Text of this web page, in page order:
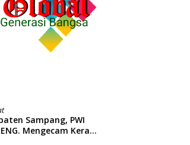
Sampang, PWI
Mengecam Keras